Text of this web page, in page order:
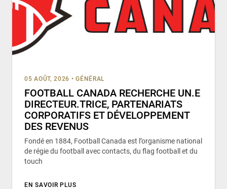
05 AOÛT, 2026 • GÉNÉRAL
FOOTBALL CANADA RECHERCHE UN.E
DIRECTEUR.TRICE, PARTENARIATS
CORPORATIFS ET DÉVELOPPEMENT
DES REVENUS
Fondé en 1884, Football Canada est l’organisme national
de régie du football avec contacts, du flag football et du
touch
EN SAVOIR PLUS